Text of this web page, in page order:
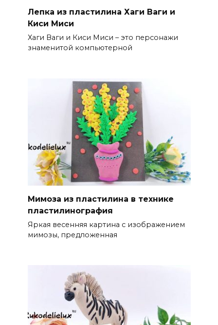
Лепка из пластилина Хаги Ваги и
Киси Миси
Хаги Ваги и Киси Миси – это персонажи
знаменитой компьютерной
Мимоза из пластилина в технике
пластилинография
Яркая весенняя картина с изображением
мимозы, предложенная